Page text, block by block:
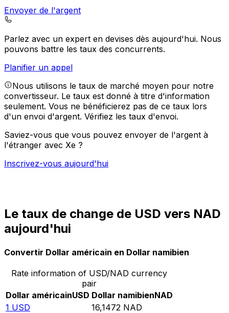
Envoyer de l'argent
Parlez avec un expert en devises dès aujourd'hui. Nous
pouvons battre les taux des concurrents.
Planifier un appel
Nous utilisons le taux de marché moyen pour notre
convertisseur. Le taux est donné à titre d'information
seulement. Vous ne bénéficierez pas de ce taux lors
d'un envoi d'argent. Vérifiez les taux d'envoi.
Saviez-vous que vous pouvez envoyer de l'argent à
l'étranger avec Xe ?
Inscrivez-vous aujourd'hui
Le taux de change de USD vers NAD
aujourd'hui
Convertir Dollar américain en Dollar namibien
Rate information of USD/NAD currency
pair
Dollar américainUSD Dollar namibienNAD
1 USD 16,1472 NAD